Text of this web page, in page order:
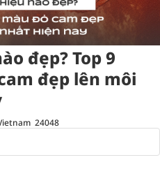
đẹp? Top 9
đẹp lên môi
24048